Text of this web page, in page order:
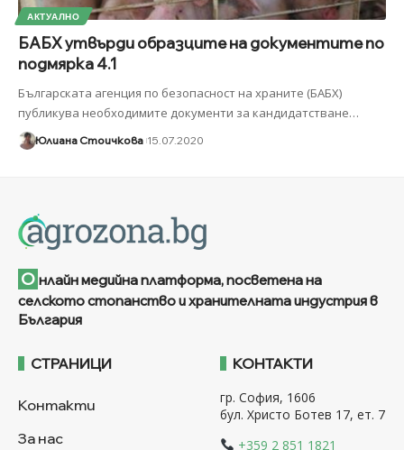
АКТУАЛНО
БАБХ утвърди образците на документите по
подмярка 4.1
Българската агенция по безопасност на храните (БАБХ)
публикува необходимите документи за кандидатстване…
Юлиана Стоичкова 15.07.2020
О нлайн медийна платформа, посветена на
селското стопанство и хранителната индустрия в
България
СТРАНИЦИ
Контакти
За нас
КОНТАКТИ
гр. София, 1606
бул. Христо Ботев 17, ет. 7
+359 2 851 1821